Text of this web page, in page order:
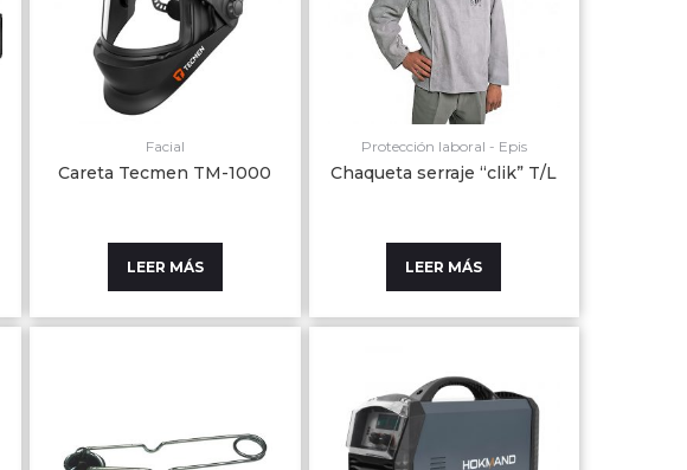
Facial
Careta Tecmen TM-1000
LEER MÁS
Protección laboral - Epis
Chaqueta serraje “clik” T/L
LEER MÁS